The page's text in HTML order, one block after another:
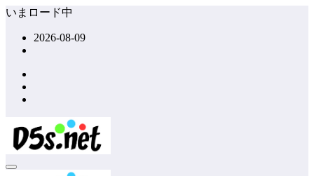
コ
ッ
プ
いまロード中
2026-08-09